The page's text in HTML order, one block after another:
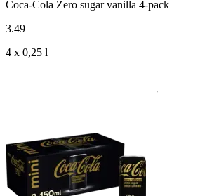
Coca-Cola Zero sugar vanilla 4-pack
3.49
4 x 0,25 l